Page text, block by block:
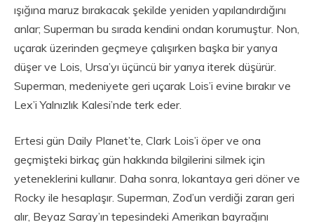
ışığına maruz bırakacak şekilde yeniden yapılandırdığını
anlar; Superman bu sırada kendini ondan korumuştur. Non,
uçarak üzerinden geçmeye çalışırken başka bir yarıya
düşer ve Lois, Ursa’yı üçüncü bir yarıya iterek düşürür.
Superman, medeniyete geri uçarak Lois’i evine bırakır ve
Lex’i Yalnızlık Kalesi’nde terk eder.
Ertesi gün Daily Planet’te, Clark Lois’i öper ve ona
geçmişteki birkaç gün hakkında bilgilerini silmek için
yeteneklerini kullanır. Daha sonra, lokantaya geri döner ve
Rocky ile hesaplaşır. Superman, Zod’un verdiği zararı geri
alır, Beyaz Saray’ın tepesindeki Amerikan bayrağını